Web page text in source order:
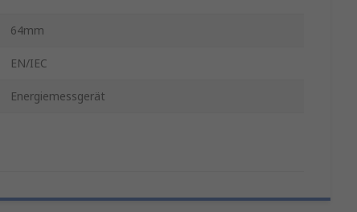
64mm
EN/IEC
Energiemessgerät